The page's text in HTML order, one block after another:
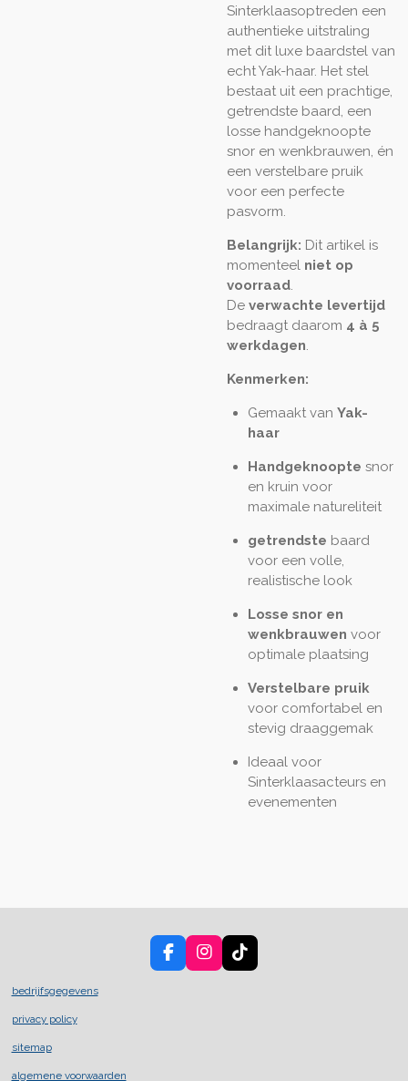
Sinterklaasoptreden een
authentieke uitstraling
met dit luxe baardstel van
echt Yak-haar. Het stel
bestaat uit een prachtige,
getrendste baard, een
losse handgeknoopte
snor en wenkbrauwen, én
een verstelbare pruik
voor een perfecte
pasvorm.
Belangrijk: Dit artikel is
momenteel niet op
voorraad.
De verwachte levertijd
bedraagt daarom 4 à 5
werkdagen.
Kenmerken:
Gemaakt van Yak-
haar
Handgeknoopte snor
en kruin voor
maximale natureliteit
getrendste baard
voor een volle,
realistische look
Losse snor en
wenkbrauwen voor
optimale plaatsing
Verstelbare pruik
voor comfortabel en
stevig draaggemak
Ideaal voor
Sinterklaasacteurs en
evenementen
F
a
I
n
T
i
bedrijfsgegevens
privacy policy
sitemap
algemene voorwaarden